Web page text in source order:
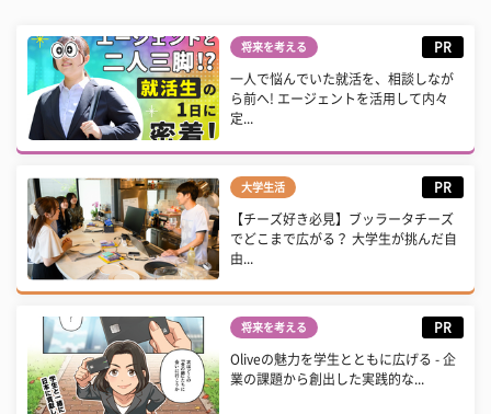
将来を考える PR
一人で悩んでいた就活を、相談しなが
ら前へ! エージェントを活用して内々
定...
大学生活 PR
【チーズ好き必見】ブッラータチーズ
でどこまで広がる？ 大学生が挑んだ自
由...
将来を考える PR
Oliveの魅力を学生とともに広げる - 企
業の課題から創出した実践的な...